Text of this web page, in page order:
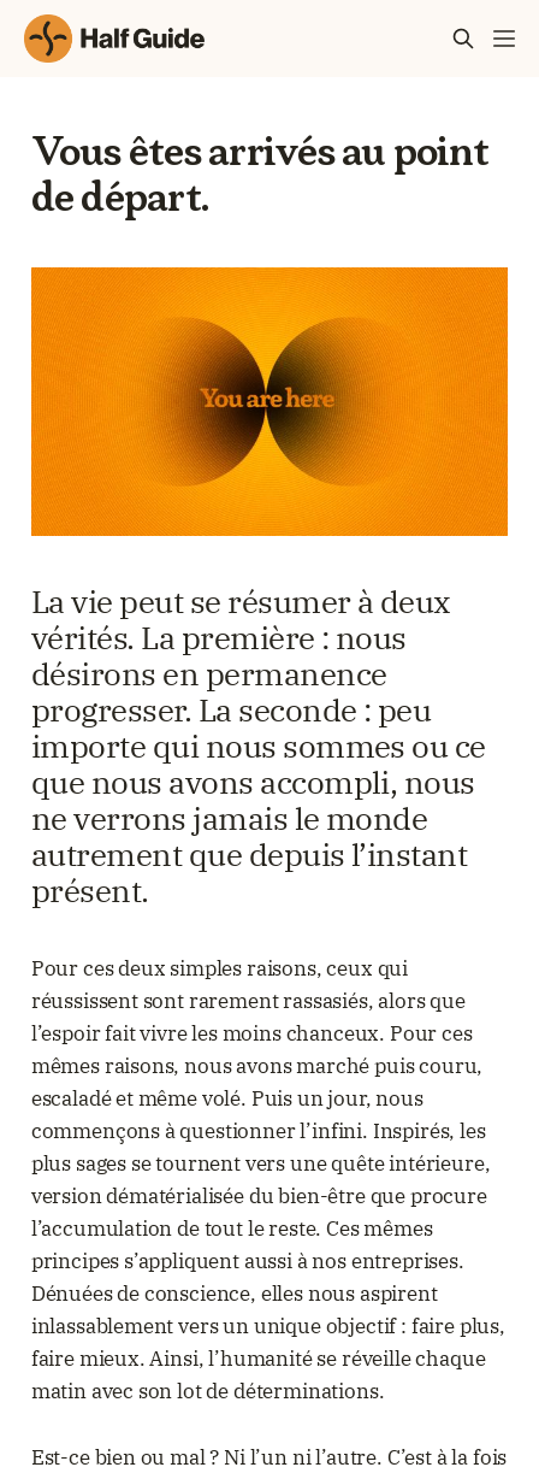
Vous êtes arrivés au point
de départ.
La vie peut se résumer à deux
vérités. La première : nous
désirons en permanence
progresser. La seconde : peu
importe qui nous sommes ou ce
que nous avons accompli, nous
ne verrons jamais le monde
autrement que depuis l’instant
présent.
Pour ces deux simples raisons, ceux qui
réussissent sont rarement rassasiés, alors que
l’espoir fait vivre les moins chanceux. Pour ces
mêmes raisons, nous avons marché puis couru,
escaladé et même volé. Puis un jour, nous
commençons à questionner l’infini. Inspirés, les
plus sages se tournent vers une quête intérieure,
version dématérialisée du bien-être que procure
l’accumulation de tout le reste. Ces mêmes
principes s’appliquent aussi à nos entreprises.
Dénuées de conscience, elles nous aspirent
inlassablement vers un unique objectif : faire plus,
faire mieux. Ainsi, l’humanité se réveille chaque
matin avec son lot de déterminations.
Est-ce bien ou mal ? Ni l’un ni l’autre. C’est à la fois